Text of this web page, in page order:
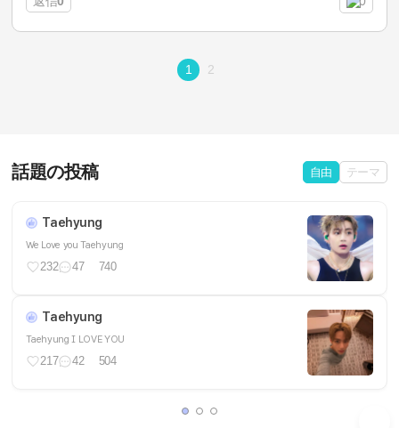
1 2
話題の投稿 自由 テーマ
Taehyung
We Love you Taehyung
232 47 740
Taehyung
Taehyung I LOVE YOU
217 42 504